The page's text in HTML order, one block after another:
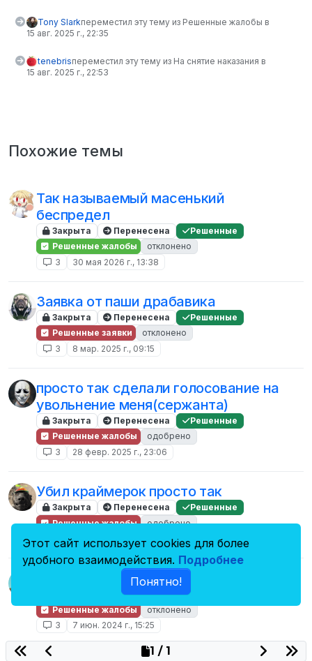
Tony Slarkпереместил эту тему из Решенные жалобы в
15 авг. 2025 г., 22:35
tenebrisпереместил эту тему из На снятие наказания в
15 авг. 2025 г., 22:53
Похожие темы
Так называемый масенький
беспредел
Закрыта Перенесена
Решенные
Решенные жалобы
отклонено
3
30 мая 2026 г., 13:38
Заявка от паши драбавика
Закрыта Перенесена
Решенные
Решенные заявки
отклонено
3
8 мар. 2025 г., 09:15
просто так сделали голосование на
увольнение меня(сержанта)
Закрыта Перенесена
Решенные
Решенные жалобы
одобрено
3
28 февр. 2025 г., 23:06
Убил краймерок просто так
Закрыта Перенесена
Решенные
Решенные жалобы
одобрено
Перенесена
Решенные
Решенные жалобы
отклонено
3
7 июн. 2024 г., 15:25
1 / 1
Этот сайт использует cookies для более
удобного взаимодействия. Подробнее
Понятно!